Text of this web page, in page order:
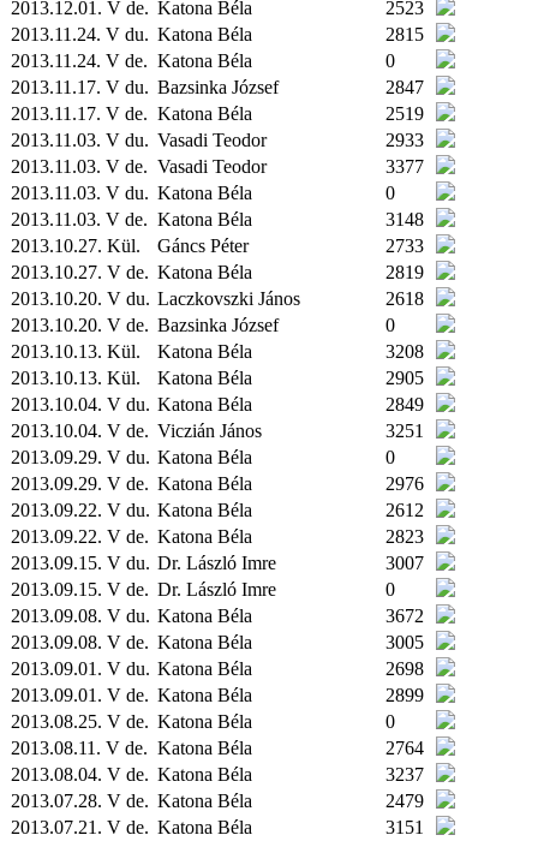
2013.12.01. V de. Katona Béla
2523
2013.11.24. V du. Katona Béla
2815
2013.11.24. V de. Katona Béla
0
2013.11.17. V du. Bazsinka József
2847
2013.11.17. V de. Katona Béla
2519
2013.11.03. V du. Vasadi Teodor
2933
2013.11.03. V de. Vasadi Teodor
3377
2013.11.03. V du. Katona Béla
0
2013.11.03. V de. Katona Béla
3148
2013.10.27. Kül. Gáncs Péter
2733
2013.10.27. V de. Katona Béla
2819
2013.10.20. V du. Laczkovszki János
2618
2013.10.20. V de. Bazsinka József
0
2013.10.13. Kül. Katona Béla
3208
2013.10.13. Kül. Katona Béla
2905
2013.10.04. V du. Katona Béla
2849
2013.10.04. V de. Viczián János
3251
2013.09.29. V du. Katona Béla
0
2013.09.29. V de. Katona Béla
2976
2013.09.22. V du. Katona Béla
2612
2013.09.22. V de. Katona Béla
2823
2013.09.15. V du. Dr. László Imre
3007
2013.09.15. V de. Dr. László Imre
0
2013.09.08. V du. Katona Béla
3672
2013.09.08. V de. Katona Béla
3005
2013.09.01. V du. Katona Béla
2698
2013.09.01. V de. Katona Béla
2899
2013.08.25. V de. Katona Béla
0
2013.08.11. V de. Katona Béla
2764
2013.08.04. V de. Katona Béla
3237
2013.07.28. V de. Katona Béla
2479
2013.07.21. V de. Katona Béla
3151